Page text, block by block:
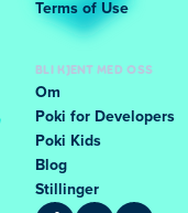
Terms of Use
BLI KJENT MED OSS
Om
Poki for Developers
Poki Kids
Blog
Stillinger